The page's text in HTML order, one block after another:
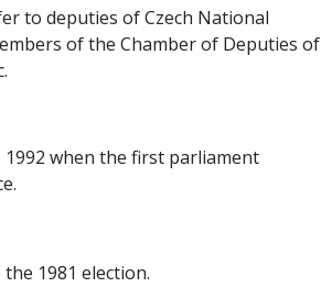
to deputies of Czech National
of the Chamber of Deputies of
1992 when the first parliament
1981 election.